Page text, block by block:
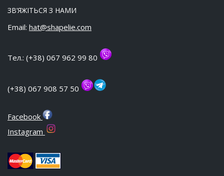
ЗВ’ЯЖІТЬСЯ З НАМИ
Email: hat@shapelie.com
Тел.: (+38) 067 962 99 80
(+38) 067 908 57 50
Facebook
Instagram